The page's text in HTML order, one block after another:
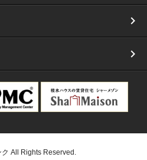
All Rights Reserved.